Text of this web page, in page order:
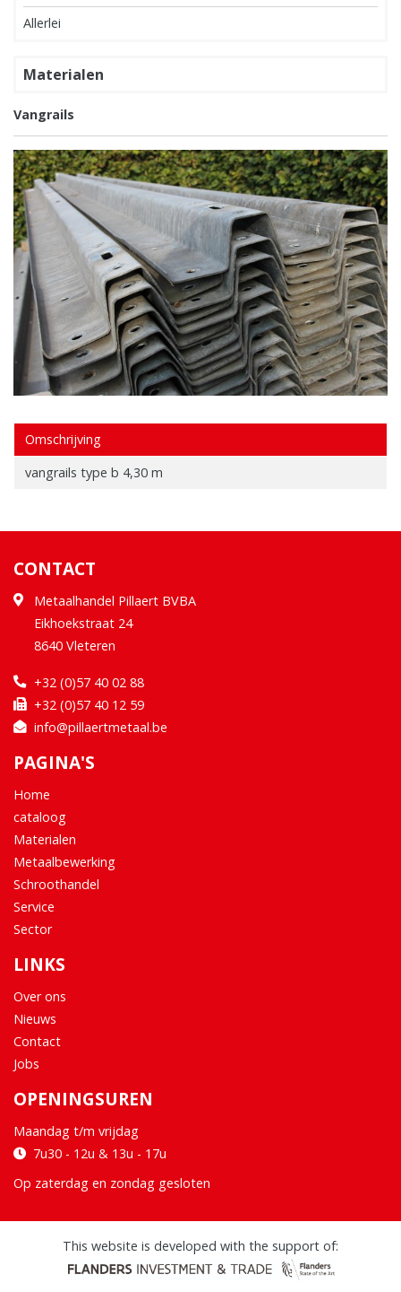
Allerlei
Materialen
Vangrails
Omschrijving
vangrails type b 4,30 m
CONTACT
Metaalhandel Pillaert BVBA
Eikhoekstraat 24
8640 Vleteren
+32 (0)57 40 02 88
+32 (0)57 40 12 59
info@pillaertmetaal.be
PAGINA'S
Home
cataloog
Materialen
Metaalbewerking
Schroothandel
Service
Sector
LINKS
Over ons
Nieuws
Contact
Jobs
OPENINGSUREN
Maandag t/m vrijdag
7u30 - 12u & 13u - 17u
Op zaterdag en zondag gesloten
This website is developed with the support of: